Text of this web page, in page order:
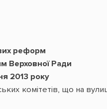
реформ
Верховної Ради
2013 року
комітетів, що на